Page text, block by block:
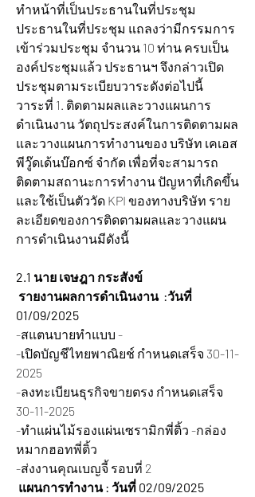
ทำหน้าที่เป็นประธานในที่ประชุม
ประธานในที่ประชุม แถลงว่ามีกรรมการ
เข้าร่วมประชุม จำนวน 10 ท่าน ครบเป็น
องค์ประชุมแล้ว ประธานฯ จึงกล่าวเปิด
ประชุมตามระเบียบวาระดังต่อไปนี้
วาระที่ 1. ติดตามผลและวางแผนการ
ดำเนินงาน วัตถุประสงค์ในการติดตามผล
และวางแผนการทำงานของ บริษัท เคเอส
พีวู๊ดเด้นบ๊อกซ์ จำกัด เพื่อที่จะสามารถ
ติดตามสถานะการทำงาน ปัญหาที่เกิดขึ้น
และใช้เป็นตัววัด KPI ของทางบริษัท ราย
ละเอียดของการติดตามผลและวางแผน
การดำเนินงานมีดังนี้
2.1 นาย เจษฎา กระสังข์
รายงานผลการดำเนินงาน  :วันที่
01/09/2025
-สแตนบายทำแบบ -
-เปิดบัญชีไทยพาณิยช์ กำหนดเสร็จ 30-11-
2025
-ลงทะเบียนธุรกิจขายตรง กำหนดเสร็จ
30-11-2025
-ทำแผ่นไม้รองแผ่นเซรามิกพี่ติ้ว -กล่อง
หมากฮอทพี่ติ้ว
-ส่งงานคุณเบญจี้ รอบที่ 2
แผนการทำงาน : วันที่ 02/09/2025